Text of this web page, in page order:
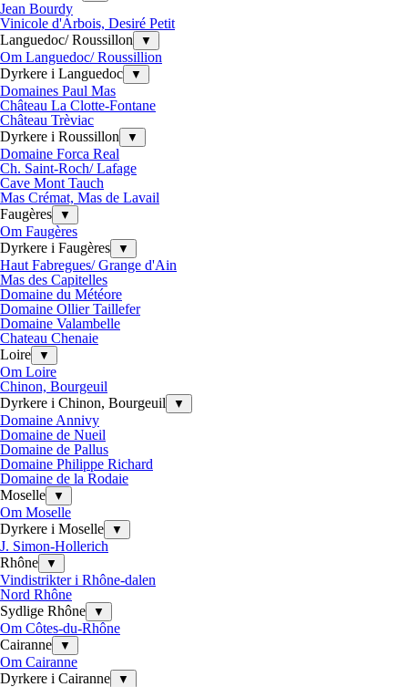
Jean Bourdy
Vinicole d'Arbois, Desiré Petit
Languedoc/ Roussillon
▼
Om Languedoc/ Roussillion
Dyrkere i Languedoc
▼
Domaines Paul Mas
Château La Clotte-Fontane
Château Trèviac
Dyrkere i Roussillon
▼
Domaine Forca Real
Ch. Saint-Roch/ Lafage
Cave Mont Tauch
Mas Crémat, Mas de Lavail
Faugères
▼
Om Faugères
Dyrkere i Faugères
▼
Haut Fabregues/ Grange d'Ain
Mas des Capitelles
Domaine du Météore
Domaine Ollier Taillefer
Domaine Valambelle
Chateau Chenaie
Loire
▼
Om Loire
Chinon, Bourgeuil
Dyrkere i Chinon, Bourgeuil
▼
Domaine Annivy
Domaine de Nueil
Domaine de Pallus
Domaine Philippe Richard
Domaine de la Rodaie
Moselle
▼
Om Moselle
Dyrkere i Moselle
▼
J. Simon-Hollerich
Rhône
▼
Vindistrikter i Rhône-dalen
Nord Rhône
Sydlige Rhône
▼
Om Côtes-du-Rhône
Cairanne
▼
Om Cairanne
Dyrkere i Cairanne
▼